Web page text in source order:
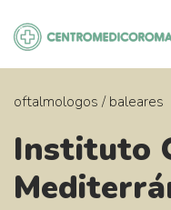
contenido
oftalmologos / baleares
Instituto